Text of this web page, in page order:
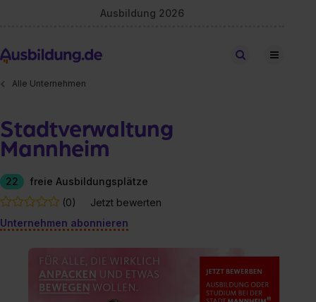
Ausbildung 2026
Stellen finden
Alle Unternehmen
Stadtverwaltung
Mannheim
22
freie Ausbildungsplätze
(0)
Jetzt bewerten
Unternehmen abonnieren